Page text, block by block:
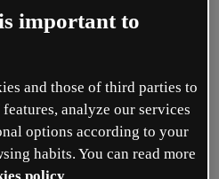
als SCORM
Editor der Kreation,
Paket herunterladen
important to
and those of third parties to
analyze our services
options according to your
habits. You can read more